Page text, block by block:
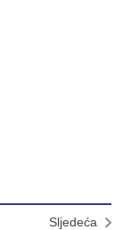
Sljedeća